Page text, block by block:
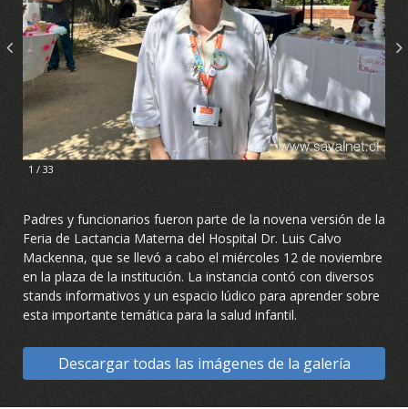
1 / 33
Padres y funcionarios fueron parte de la novena versión de la
Feria de Lactancia Materna del Hospital Dr. Luis Calvo
Mackenna, que se llevó a cabo el miércoles 12 de noviembre
en la plaza de la institución. La instancia contó con diversos
stands informativos y un espacio lúdico para aprender sobre
esta importante temática para la salud infantil.
Descargar todas las imágenes de la galería